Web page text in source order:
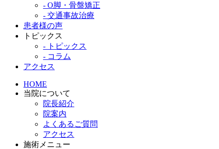
- O脚・骨盤矯正
- 交通事故治療
患者様の声
トピックス
- トピックス
- コラム
アクセス
HOME
当院について
院長紹介
院案内
よくあるご質問
アクセス
施術メニュー